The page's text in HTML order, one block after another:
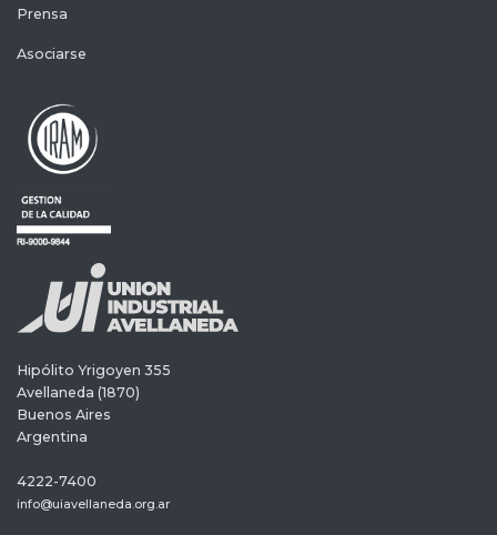
Prensa
Asociarse
Hipólito Yrigoyen 355
Avellaneda (1870)
Buenos Aires
Argentina
4222-7400
info@uiavellaneda.org.ar